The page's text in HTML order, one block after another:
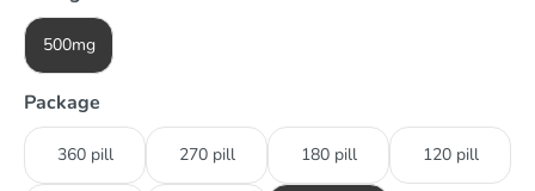
500mg
Package
360 pill 270 pill 180 pill 120 pill